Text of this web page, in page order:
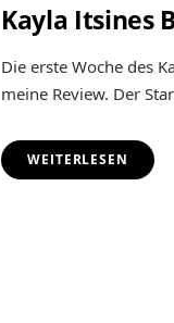
Kayla Itsines
Die erste Woche des
meine Review. Der
WEITERLESEN